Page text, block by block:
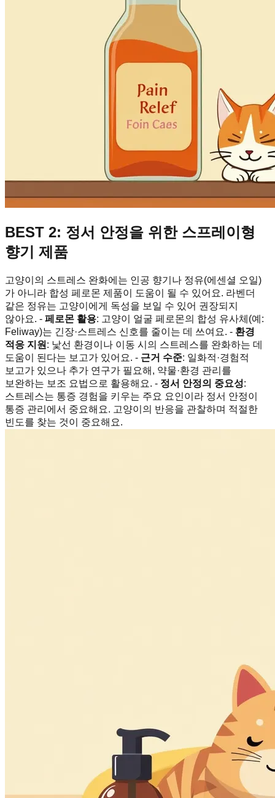
BEST 2: 정서 안정을 위한 스프레이형
향기 제품
고양이의 스트레스 완화에는 인공 향기나 정유(에센셜 오일)
가 아니라 합성 페로몬 제품이 도움이 될 수 있어요. 라벤더
같은 정유는 고양이에게 독성을 보일 수 있어 권장되지
않아요. - 페로몬 활용: 고양이 얼굴 페로몬의 합성 유사체(예:
Feliway)는 긴장·스트레스 신호를 줄이는 데 쓰여요. - 환경
적응 지원 : 낯선 환경이나 이동 시의 스트레스를 완화하는 데
도움이 된다는 보고가 있어요. - 근거 수준: 일화적·경험적
보고가 있으나 추가 연구가 필요해, 약물·환경 관리를
보완하는 보조 요법으로 활용해요. - 정서 안정의 중요성:
스트레스는 통증 경험을 키우는 주요 요인이라 정서 안정이
통증 관리에서 중요해요. 고양이의 반응을 관찰하며 적절한
빈도를 찾는 것이 중요해요.